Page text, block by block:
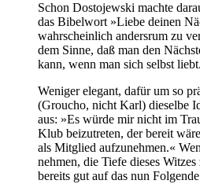
Schon Dos­to­jew­ski mach­te
das Bibel­wort »Lie­be dei­nen
wahr­schein­lich anders­rum zu
dem Sin­ne, daß man den
kann, wenn man sich selbst liebt.
Weni­ger ele­gant, dafür um so
(Grou­cho, nicht Karl) die­sel­be
aus: »Es wür­de mir nicht im
Klub bei­zu­tre­ten, der bereit
als Mit­glied auf­zu­neh­men.«
neh­men, die Tie­fe die­ses
bereits gut auf das nun